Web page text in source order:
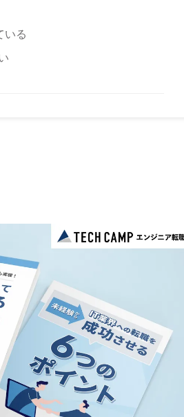
いる